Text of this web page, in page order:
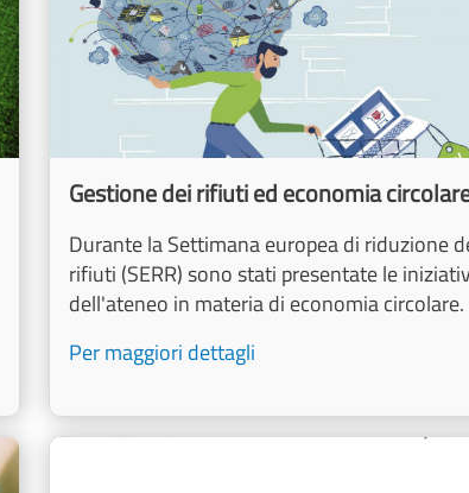
Gestione dei rifiuti ed economia
Durante la Settimana europea di riduzione
rifiuti (SERR) sono stati presentate le
dell'ateneo in materia di economia circolare.
Per maggiori dettagli
Image